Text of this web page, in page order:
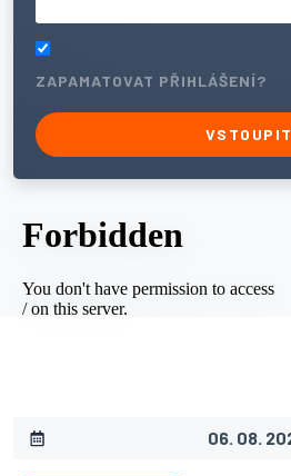
ZAPAMATOVAT PŘIHLÁŠENÍ?
VSTOUPIT